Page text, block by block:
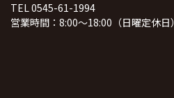
TEL 0545-61-1994
営業時間：8:00～18:00（日曜定休日）